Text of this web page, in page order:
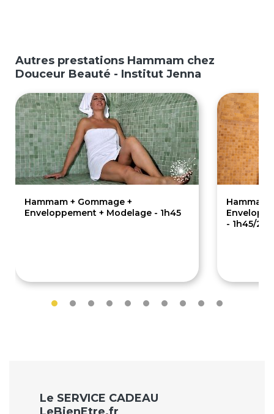
Autres prestations Hammam chez
Douceur Beauté - Institut Jenna
Hammam + Gommage +
Enveloppement + Modelage - 1h45
Hammam
- 1h45/
Le SERVICE CADEAU